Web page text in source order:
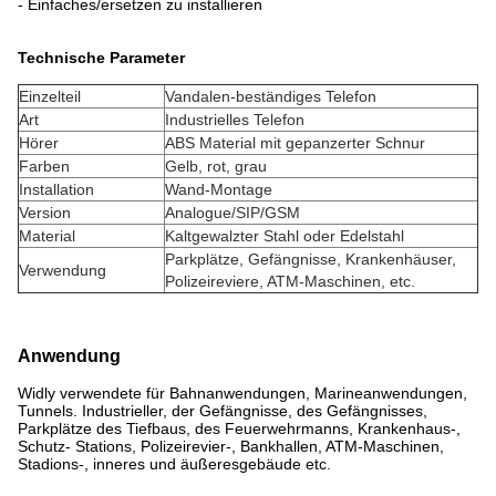
- Einfaches/ersetzen zu installieren
Technische Parameter
Einzelteil
Vandalen-beständiges Telefon
Art
Industrielles Telefon
Hörer
ABS Material mit gepanzerter Schnur
Farben
Gelb, rot, grau
Installation
Wand-Montage
Version
Analogue/SIP/GSM
Material
Kaltgewalzter Stahl oder Edelstahl
Verwendung
Parkplätze, Gefängnisse, Krankenhäuser,
Polizeireviere, ATM-Maschinen, etc.
Anwendung
Widly verwendete für Bahnanwendungen, Marineanwendungen,
Tunnels. Industrieller, der Gefängnisse, des Gefängnisses,
Parkplätze des Tiefbaus, des Feuerwehrmanns, Krankenhaus-,
Schutz- Stations, Polizeirevier-, Bankhallen, ATM-Maschinen,
Stadions-, inneres und äußeresgebäude etc.